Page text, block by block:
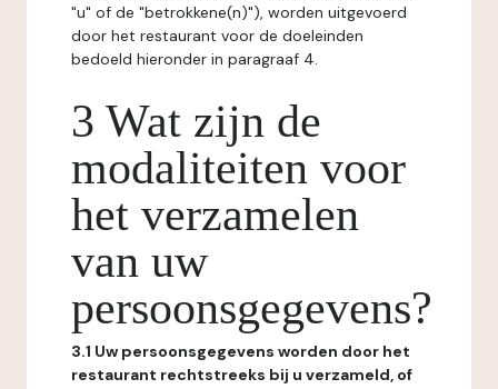
"u" of de "betrokkene(n)"), worden uitgevoerd
door het restaurant voor de doeleinden
bedoeld hieronder in paragraaf 4.
3 Wat zijn de
modaliteiten voor
het verzamelen
van uw
persoonsgegevens?
3.1 Uw persoonsgegevens worden door het
restaurant rechtstreeks bij u verzameld, of